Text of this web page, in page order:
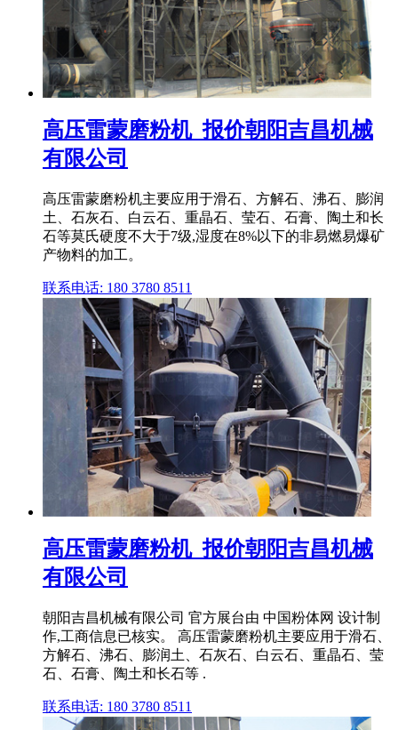
高压雷蒙磨粉机_报价朝阳吉昌机械
有限公司
高压雷蒙磨粉机主要应用于滑石、方解石、沸石、膨润
土、石灰石、白云石、重晶石、莹石、石膏、陶土和长
石等莫氏硬度不大于7级,湿度在8%以下的非易燃易爆矿
产物料的加工。
联系电话: 180 3780 8511
高压雷蒙磨粉机_报价朝阳吉昌机械
有限公司
朝阳吉昌机械有限公司 官方展台由 中国粉体网 设计制
作,工商信息已核实。 高压雷蒙磨粉机主要应用于滑石、
方解石、沸石、膨润土、石灰石、白云石、重晶石、莹
石、石膏、陶土和长石等 .
联系电话: 180 3780 8511